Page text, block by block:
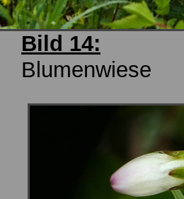
Bild 14:
Blumenwiese